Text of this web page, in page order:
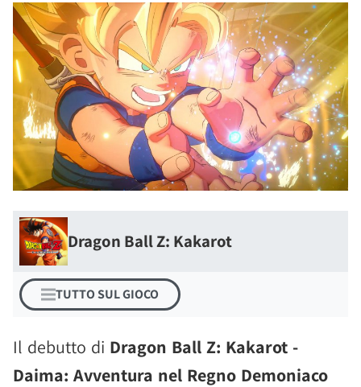
Dragon Ball Z: Kakarot
TUTTO SUL GIOCO
Il debutto di Dragon Ball Z: Kakarot -
Daima: Avventura nel Regno Demoniaco